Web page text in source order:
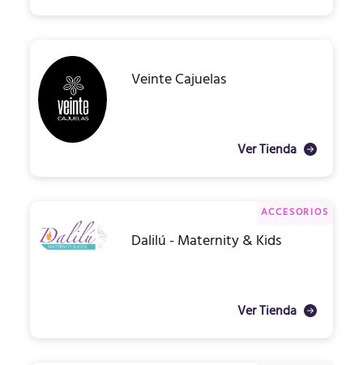
Veinte Cajuelas
Ver Tienda
ACCESORIOS
Dalilú - Maternity & Kids
Ver Tienda